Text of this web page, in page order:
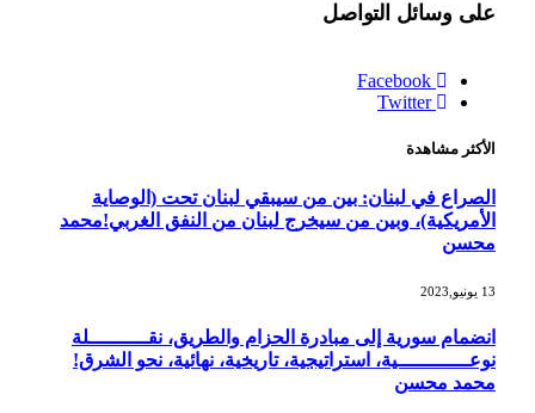
على وسائل التواصل
Facebook
Twitter
الأكثر مشاهدة
الصراع في لبنان: بين من سيبقي لبنان تحت (الوصاية
الأمريكية)، وبين من سيخرج لبنان من النفق الغربي!محمد
محسن
13 يونيو,2023
انضمام سورية إلى مبادرة الحزام والطريق، نقــــــــــلة
نوعــــــــــــية، استراتيجية، تاريخية، نهائية، نحو الشرق!
محمد محسن